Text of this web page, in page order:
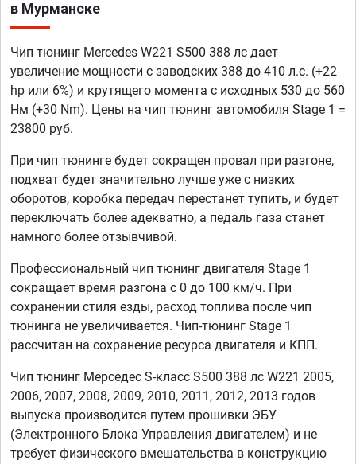
в Мурманске
Чип тюнинг Mercedes W221 S500 388 лс дает
увеличение мощности с заводских 388 до 410 л.с. (+22
hp или 6%) и крутящего момента с исходных 530 до 560
Нм (+30 Nm). Цены на чип тюнинг автомобиля Stage 1 =
23800 руб.
При чип тюнинге будет сокращен провал при разгоне,
подхват будет значительно лучше уже с низких
оборотов, коробка передач перестанет тупить, и будет
переключать более адекватно, а педаль газа станет
намного более отзывчивой.
Профессиональный чип тюнинг двигателя Stage 1
сокращает время разгона с 0 до 100 км/ч. При
сохранении стиля езды, расход топлива после чип
тюнинга не увеличивается. Чип-тюнинг Stage 1
рассчитан на сохранение ресурса двигателя и КПП.
Чип тюнинг Мерседес S-класс S500 388 лс W221 2005,
2006, 2007, 2008, 2009, 2010, 2011, 2012, 2013 годов
выпуска производится путем прошивки ЭБУ
(Электронного Блока Управления двигателем) и не
требует физического вмешательства в конструкцию